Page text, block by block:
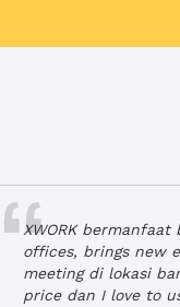
XWORK
offices, brings new
meeting di lokasi
price dan I love to